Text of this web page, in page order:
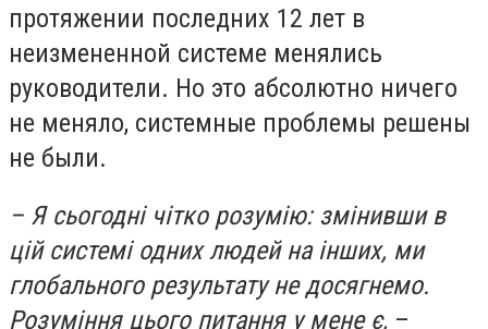
протяжении последних 12 лет в
неизмененной системе менялись
руководители. Но это абсолютно ничего
не меняло, системные проблемы решены
не были.
– Я сьогодні чітко розумію: змінивши в
цій системі одних людей на інших, ми
глобального результату не досягнемо.
Розуміння цього питання у мене є, –